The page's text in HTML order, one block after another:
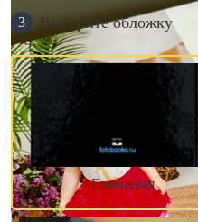
3 Выберите обложку
Глянцевая